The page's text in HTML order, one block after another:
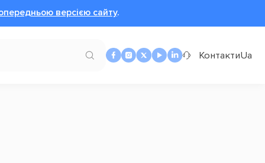
версією сайту.
КонтактиUa